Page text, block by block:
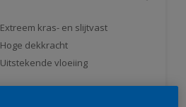
Extreem kras- en slijtvast
Hoge dekkracht
Uitstekende vloeiing